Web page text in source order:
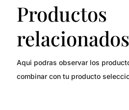
Productos
relacionados
Aqui podras observar los
combinar con tu producto